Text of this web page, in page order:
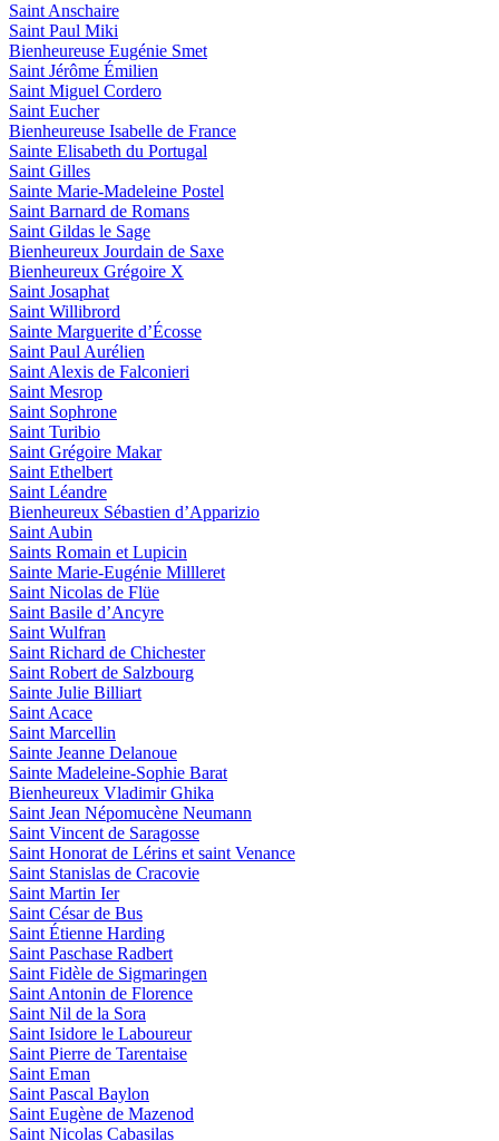
Saint Anschaire
Saint Paul Miki
Bienheureuse Eugénie Smet
Saint Jérôme Émilien
Saint Miguel Cordero
Saint Eucher
Bienheureuse Isabelle de France
Sainte Elisabeth du Portugal
Saint Gilles
Sainte Marie-Madeleine Postel
Saint Barnard de Romans
Saint Gildas le Sage
Bienheureux Jourdain de Saxe
Bienheureux Grégoire X
Saint Josaphat
Saint Willibrord
Sainte Marguerite d’Écosse
Saint Paul Aurélien
Saint Alexis de Falconieri
Saint Mesrop
Saint Sophrone
Saint Turibio
Saint Grégoire Makar
Saint Ethelbert
Saint Léandre
Bienheureux Sébastien d’Apparizio
Saint Aubin
Saints Romain et Lupicin
Sainte Marie-Eugénie Millleret
Saint Nicolas de Flüe
Saint Basile d’Ancyre
Saint Wulfran
Saint Richard de Chichester
Saint Robert de Salzbourg
Sainte Julie Billiart
Saint Acace
Saint Marcellin
Sainte Jeanne Delanoue
Sainte Madeleine-Sophie Barat
Bienheureux Vladimir Ghika
Saint Jean Népomucène Neumann
Saint Vincent de Saragosse
Saint Honorat de Lérins et saint Venance
Saint Stanislas de Cracovie
Saint Martin Ier
Saint César de Bus
Saint Étienne Harding
Saint Paschase Radbert
Saint Fidèle de Sigmaringen
Saint Antonin de Florence
Saint Nil de la Sora
Saint Isidore le Laboureur
Saint Pierre de Tarentaise
Saint Eman
Saint Pascal Baylon
Saint Eugène de Mazenod
Saint Nicolas Cabasilas